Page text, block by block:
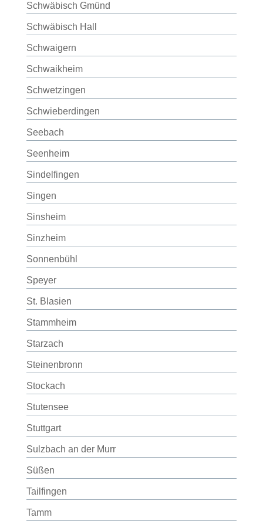
Schwäbisch Gmünd
Schwäbisch Hall
Schwaigern
Schwaikheim
Schwetzingen
Schwieberdingen
Seebach
Seenheim
Sindelfingen
Singen
Sinsheim
Sinzheim
Sonnenbühl
Speyer
St. Blasien
Stammheim
Starzach
Steinenbronn
Stockach
Stutensee
Stuttgart
Sulzbach an der Murr
Süßen
Tailfingen
Tamm